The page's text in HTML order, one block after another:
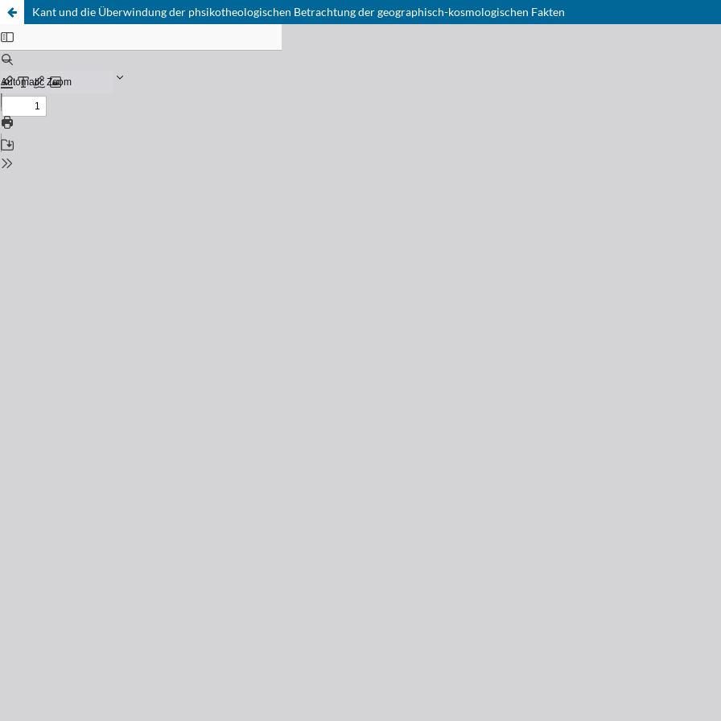
Kant und die Überwindung der phsikotheologischen Betrachtung der geographisch-kosmologischen Fakten